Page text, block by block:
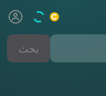
بحث